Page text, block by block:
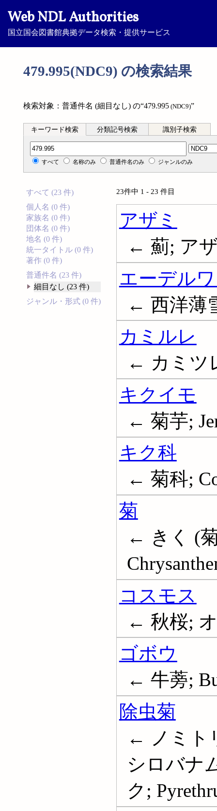
Web NDL Authorities
国立国会図書館典拠データ検索・提供サービス
479.995(NDC9) の検索結果
検索対象：普通件名 (細目なし) の“479.995 (NDC9)”
キーワード検索 分類記号検索 識別子検索
分類記号検索
すべて 名称のみ 普通件名のみ ジャンルのみ
すべて (23 件)
個人名 (0 件)
家族名 (0 件)
団体名 (0 件)
地名 (0 件)
統一タイトル (0 件)
著作 (0 件)
普通件名 (23 件)
細目なし (23 件)
ジャンル・形式 (0 件)
23件中 1 - 23 件目
アザミ
← 薊; ア
エーデル
← 西洋薄
カミルレ
← カミツ
キクイモ
← 菊芋;
キク科
← 菊科;
菊
← きく (
コスモス
← 秋桜;
ゴボウ
← 牛蒡;
除虫菊
← ノミト
シロバナ
ク;